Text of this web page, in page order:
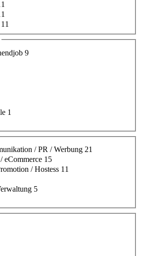
11
9
1
/ PR / Werbung 21
eCommerce 15
/ Hostess 11
5